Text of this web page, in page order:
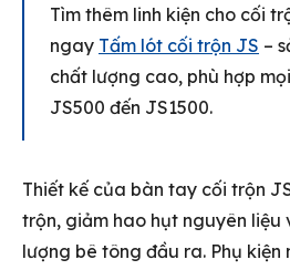
Tìm thêm linh kiện cho cối
ngay Tấm lót cối trộn JS –
chất lượng cao, phù hợp
JS500 đến JS1500.
Thiết kế của bàn tay cối trộn
trộn, giảm hao hụt nguyên liệu
lượng bê tông đầu ra. Phụ